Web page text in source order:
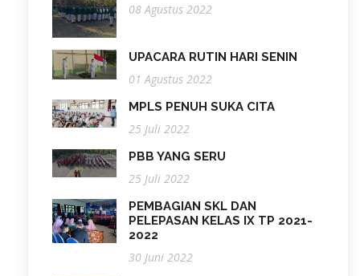
08 Agustus 2022
UPACARA RUTIN HARI SENIN
01 Agustus 2022
MPLS PENUH SUKA CITA
25 Juli 2022
PBB YANG SERU
25 Juli 2022
PEMBAGIAN SKL DAN
PELEPASAN KELAS IX TP 2021-
2022
30 Juni 2022